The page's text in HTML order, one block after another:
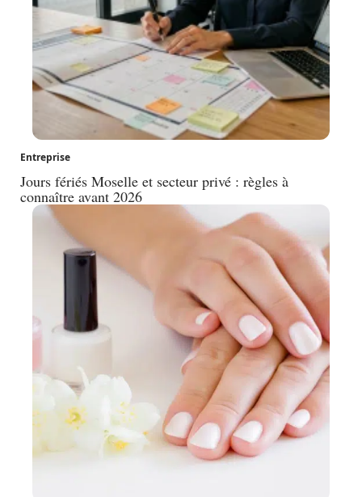
Entreprise
Jours fériés Moselle et secteur privé : règles à
connaître avant 2026